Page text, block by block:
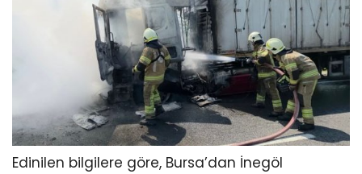
Edinilen bilgilere göre, Bursa’dan İnegöl